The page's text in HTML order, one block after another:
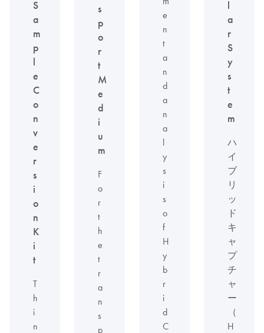
S
a
m
p
l
e
C
o
n
v
e
r
s
i
o
n
K
i
t
T
h
i
n
s
p
o
r
t
M
e
d
i
u
m
F
o
r
t
h
e
t
r
a
n
s
p
e
n
t
a
n
d
a
n
a
l
y
s
i
s
o
f
H
y
b
r
i
d
C
l
a
r
S
y
s
t
e
m
ハ
イ
ブ
リ
ッ
ド
キ
ャ
プ
チ
ャ
ー
（
H